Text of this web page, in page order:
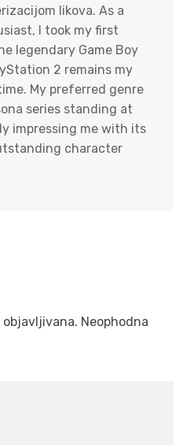
likova. As a
I took my first
legendary Game Boy
2 remains my
My preferred genre
series standing at
impressing me with its
character
objavljivana. Neophodna